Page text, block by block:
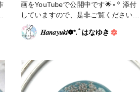
画をYouTubeで公開中です🌟⋆꙳ 添付
していますので、是非ご覧ください
(⋆ᴗ͈ˬᴗ͈)” ↓↓↓ #アクセサリー部 #イヤー
カフ #レースフラワー
𝐻𝑎𝑛𝑎𝑦𝑢𝑘𝑖❁⃘*.ﾟはなゆき